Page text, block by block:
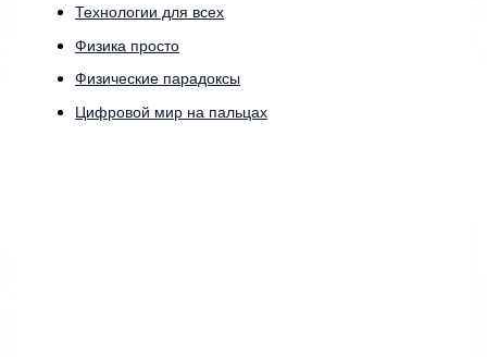
Технологии для всех
Физика просто
Физические парадоксы
Цифровой мир на пальцах